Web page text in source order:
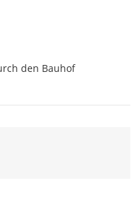
den Bauhof